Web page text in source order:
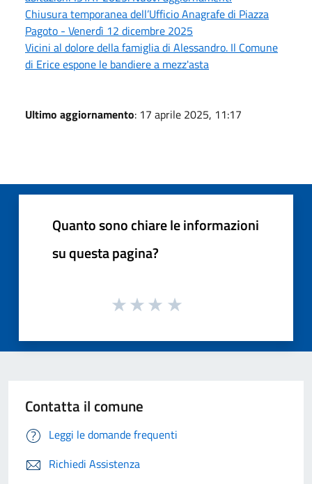
Chiusura temporanea dell’Ufficio Anagrafe di Piazza
Pagoto - Venerdì 12 dicembre 2025
Vicini al dolore della famiglia di Alessandro. Il Comune
di Erice espone le bandiere a mezz'asta
Ultimo aggiornamento: 17 aprile 2025, 11:17
Quanto sono chiare le informazioni
su questa pagina?
Contatta il comune
Leggi le domande frequenti
Richiedi Assistenza